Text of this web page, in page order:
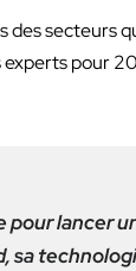
secteurs
pour
lancer
sa